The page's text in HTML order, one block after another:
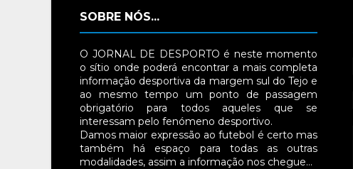
SOBRE NÓS...
O JORNAL DE DESPORTO é neste momento
o sítio onde poderá encontrar a mais completa
informação desportiva da margem sul do Tejo e
ao mesmo tempo um ponto de passagem
obrigatório para todos aqueles que se
interessam pelo fenómeno desportivo.
Damos maior expressão ao futebol é certo mas
também há espaço para todas as outras
modalidades, assim a informação nos chegue…